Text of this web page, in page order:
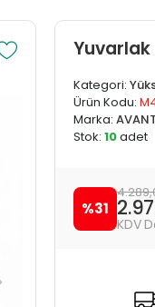
Yuvarlak
Kategori:
Ürün Kodu:
Marka:
Stok:10adet
%31